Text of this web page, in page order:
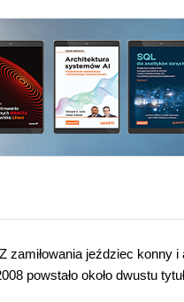
zamiłowania jeździec
powstało około dwustu